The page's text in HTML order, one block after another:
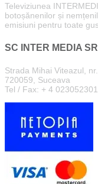
Televiziunea
botoșănenilor și
emisiuni pentru toate
SC INTER MEDIA
Strada Mihai Viteazul,
720059, Suceava
Tel / Fax: + 4